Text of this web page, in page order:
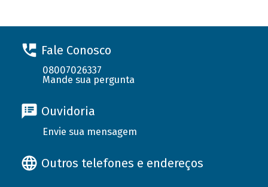
Fale Conosco
08007026337
Mande sua pergunta
Ouvidoria
Envie sua mensagem
Outros telefones e endereços